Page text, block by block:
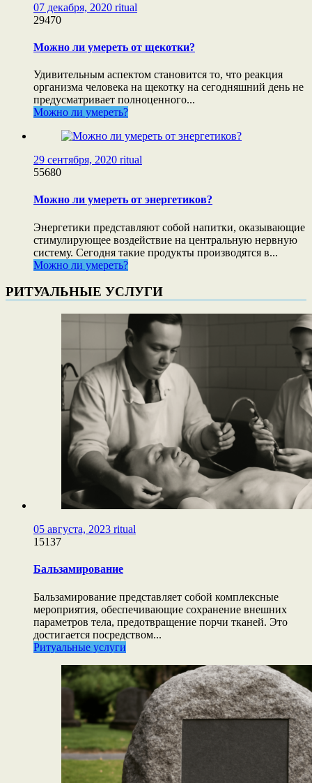
07 декабря, 2020 ritual
29470
Можно ли умереть от щекотки?
Удивительным аспектом становится то, что реакция
организма человека на щекотку на сегодняшний день не
предусматривает полноценного...
Можно ли умереть?
29 сентября, 2020 ritual
55680
Можно ли умереть от энергетиков?
Энергетики представляют собой напитки, оказывающие
стимулирующее воздействие на центральную нервную
систему. Сегодня такие продукты производятся в...
Можно ли умереть?
РИТУАЛЬНЫЕ УСЛУГИ
05 августа, 2023 ritual
15137
Бальзамирование
Бальзамирование представляет собой комплексные
мероприятия, обеспечивающие сохранение внешних
параметров тела, предотвращение порчи тканей. Это
достигается посредством...
Ритуальные услуги